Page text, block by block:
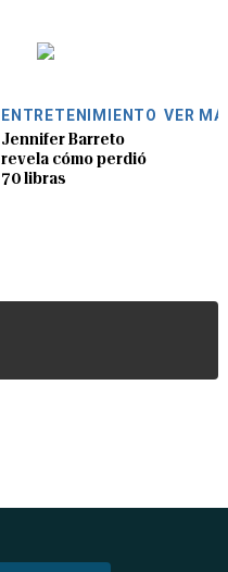
ENTRETENIMIENTO
Jennifer Barreto
revela cómo perdió
70 libras
VER MÁS